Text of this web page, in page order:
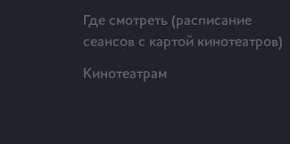
Где смотреть (расписание
сеансов с картой кинотеатров)
Кинотеатрам